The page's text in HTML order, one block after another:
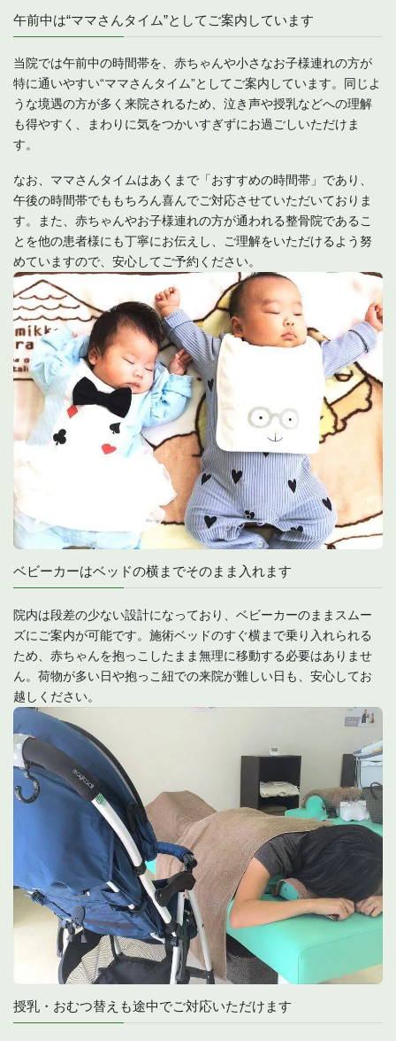
午前中は“ママさんタイム”としてご案内しています
当院では午前中の時間帯を、赤ちゃんや小さなお子様連れの方が
特に通いやすい“ママさんタイム”としてご案内しています。同じよ
うな境遇の方が多く来院されるため、泣き声や授乳などへの理解
も得やすく、まわりに気をつかいすぎずにお過ごしいただけま
す。
なお、ママさんタイムはあくまで「おすすめの時間帯」であり、
午後の時間帯でももちろん喜んでご対応させていただいておりま
す。また、赤ちゃんやお子様連れの方が通われる整骨院であるこ
とを他の患者様にも丁寧にお伝えし、ご理解をいただけるよう努
めていますので、安心してご予約ください。
ベビーカーはベッドの横までそのまま入れます
院内は段差の少ない設計になっており、ベビーカーのままスムー
ズにご案内が可能です。施術ベッドのすぐ横まで乗り入れられる
ため、赤ちゃんを抱っこしたまま無理に移動する必要はありませ
ん。荷物が多い日や抱っこ紐での来院が難しい日も、安心してお
越しください。
授乳・おむつ替えも途中でご対応いただけます